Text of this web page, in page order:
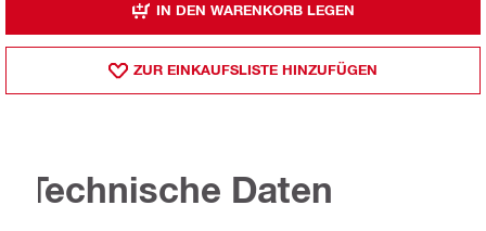
IN DEN WARENKORB LEGEN
ZUR EINKAUFSLISTE HINZUFÜGEN
Technische Daten